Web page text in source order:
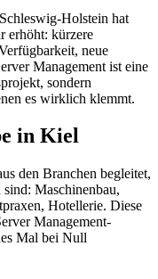
Holstein hat
erhöht: kürzere
neue
Management ist eine
sondern
es wirklich klemmt.
in Kiel
den Branchen begleitet,
Maschinenbau,
Hotellerie. Diese
Management-
Mal bei Null